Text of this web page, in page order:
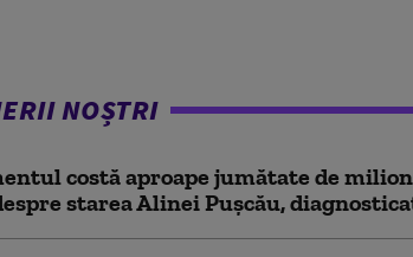
NOȘTRI
costă aproape jumătate de
starea Alinei Pușcău,